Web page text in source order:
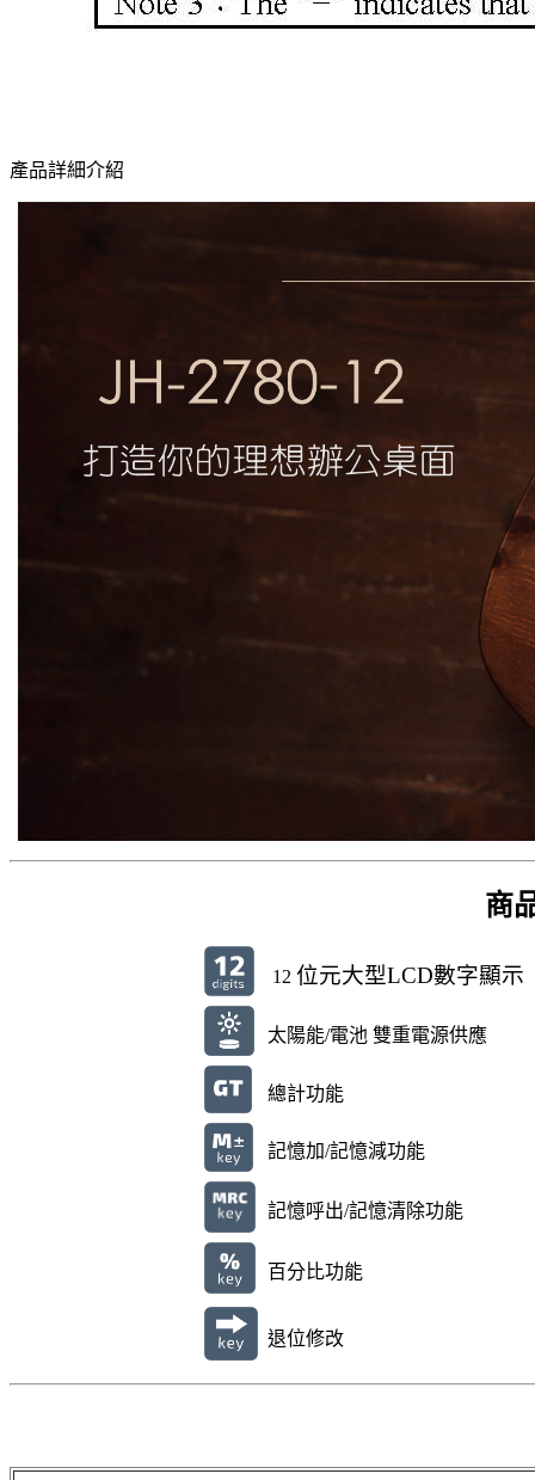
產品詳細介紹
商
12 位元大型LCD數字顯示
太陽能/電池 雙重電源供應
總計功能
記憶加/記憶減功能
記憶呼出/記憶清除功能
百分比功能
退位修改